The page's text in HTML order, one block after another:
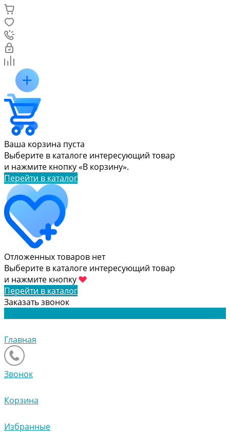
Ваша корзина пуста
Выберите в каталоге интересующий товар
и нажмите кнопку «В корзину».
Перейти в каталог
Отложенных товаров нет
Выберите в каталоге интересующий товар
и нажмите кнопку
Перейти в каталог
Заказать звонок
Главная
Звонок
Корзина
Избранные